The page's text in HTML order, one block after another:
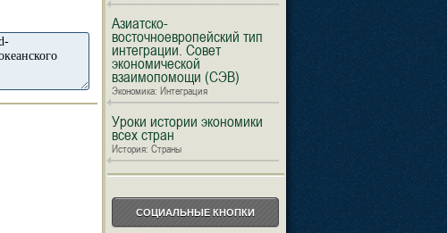
Азиатско-
восточноевропейский тип
интеграции. Совет
экономической
взаимопомощи (СЭВ)
Экономика: Интеграция
Уроки истории экономики
всех стран
История: Страны
СОЦИАЛЬНЫЕ КНОПКИ